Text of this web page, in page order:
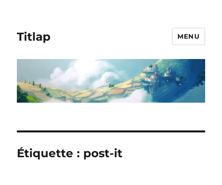
Titlap MENU
Étiquette : post-it